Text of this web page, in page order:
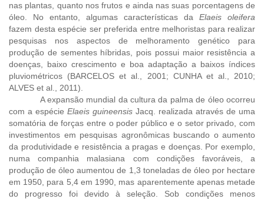
nas plantas, quanto nos frutos e ainda nas suas porcentagens de
óleo. No entanto, algumas características da Elaeis oleifera
fazem desta espécie ser preferida entre melhoristas para realizar
pesquisas nos aspectos de melhoramento genético para
produção de sementes híbridas, pois possui maior resistência a
doenças, baixo crescimento e boa adaptação a baixos índices
pluviométricos (BARCELOS et al., 2001; CUNHA et al., 2010;
ALVES et al., 2011).
A expansão mundial da cultura da palma de óleo ocorreu
com a espécie Elaeis guineensis Jacq. realizada através de uma
somatória de forças entre o poder público e o setor privado, com
investimentos em pesquisas agronômicas buscando o aumento
da produtividade e resistência a pragas e doenças. Por exemplo,
numa companhia malasiana com condições favoráveis, a
produção de óleo aumentou de 1,3 toneladas de óleo por hectare
em 1950, para 5,4 em 1990, mas aparentemente apenas metade
do progresso foi devido à seleção. Sob condições menos